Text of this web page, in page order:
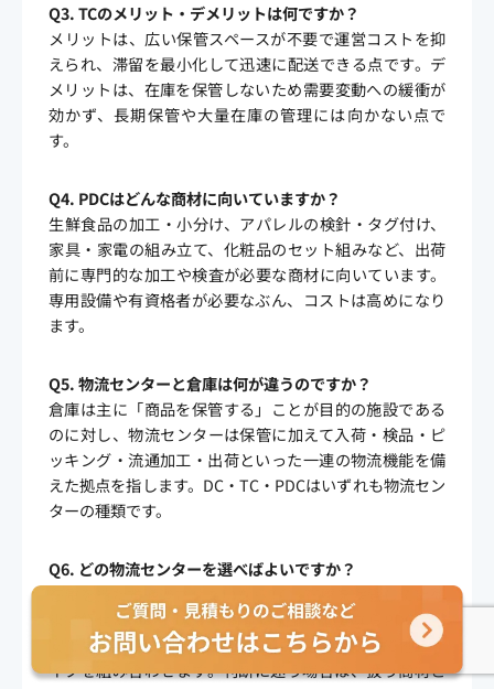
Q3. TCのメリット・デメリットは何ですか？
メリットは、広い保管スペースが不要で運営コストを抑
えられ、滞留を最小化して迅速に配送できる点です。デ
メリットは、在庫を保管しないため需要変動への緩衝が
効かず、長期保管や大量在庫の管理には向かない点で
す。
Q4. PDCはどんな商材に向いていますか？
生鮮食品の加工・小分け、アパレルの検針・タグ付け、
家具・家電の組み立て、化粧品のセット組みなど、出荷
前に専門的な加工や検査が必要な商材に向いています。
専用設備や有資格者が必要なぶん、コストは高めになり
ます。
Q5. 物流センターと倉庫は何が違うのですか？
倉庫は主に「商品を保管する」ことが目的の施設である
のに対し、物流センターは保管に加えて入荷・検品・ピ
ッキング・流通加工・出荷といった一連の物流機能を備
えた拠点を指します。DC・TC・PDCはいずれも物流セン
ターの種類です。
Q6. どの物流センターを選べばよいですか？
まで任せたいならDC、出荷前に加工が必要ならPDCが目
安です。多くの事業者はDCを軸に、必要に応じて他のタ
イプを組み合わせます。判断に迷う場合は、扱う商材と